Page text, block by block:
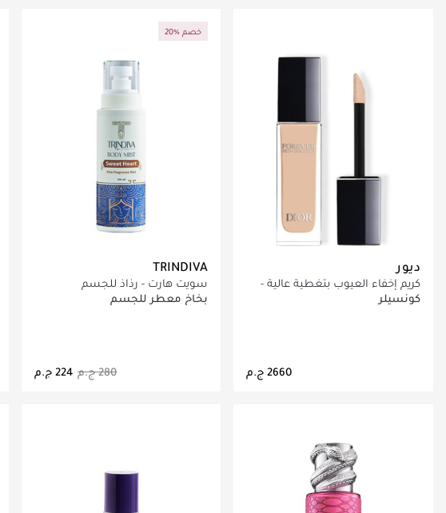
ديور
كريم إخفاء العيوب بتغطية عالية -
مكونات طبيعية
كونسيلر
20% خصم
TRINDIVA
سويت هارت - رذاذ للجسم
بخاخ معطر للجسم
⁦280⁩ ج.م ⁦224⁩ ج.م